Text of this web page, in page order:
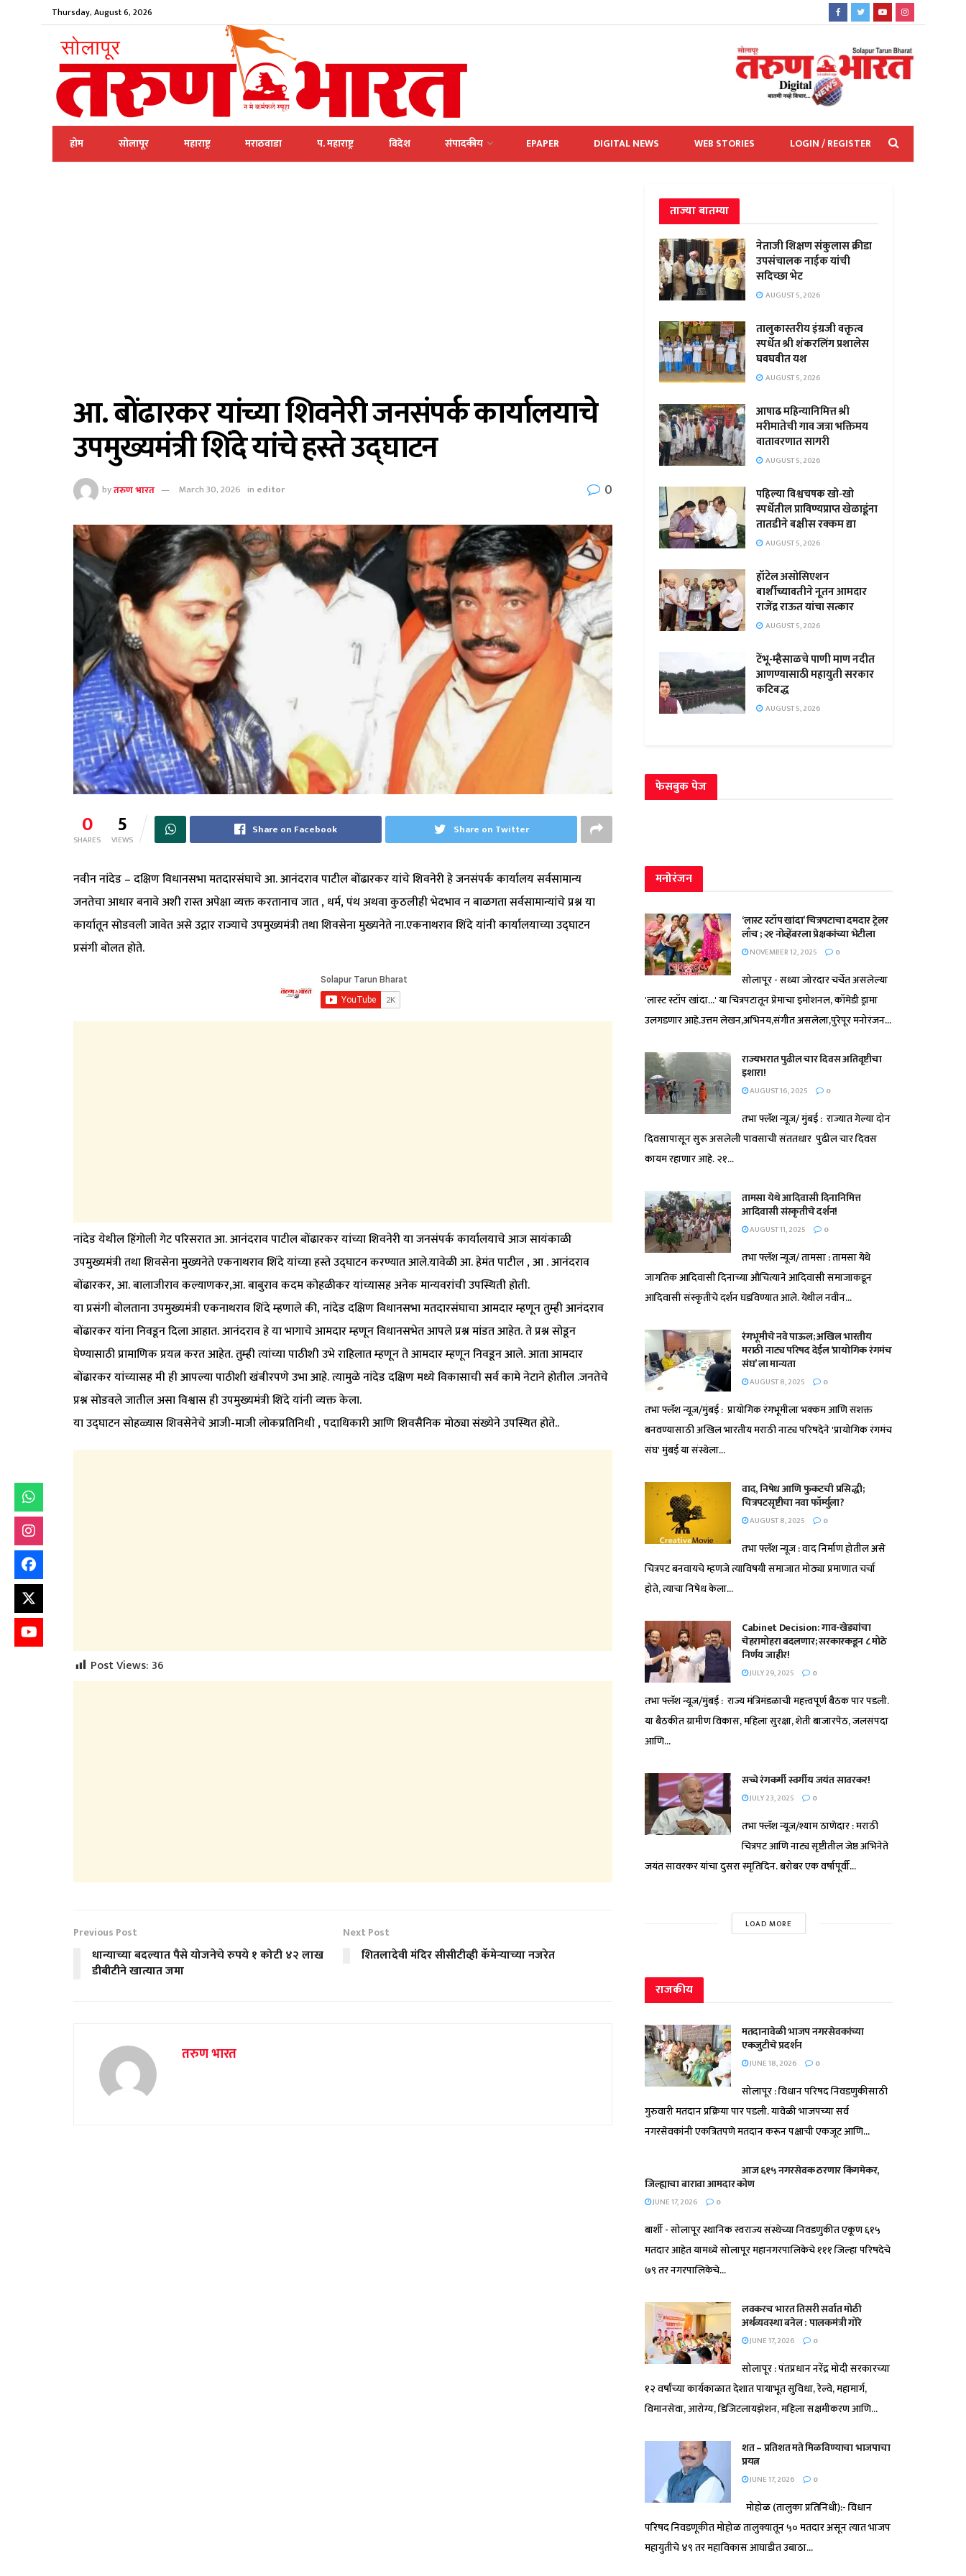
Thursday, August 6, 2026
होम सोलापूर महाराष्ट्र मराठवाडा प. महाराष्ट्र विदेश संपादकीय EPAPER DIGITAL NEWS WEB STORIES LOGIN / REGISTER
आ. बोंढारकर यांच्या शिवनेरी जनसंपर्क कार्यालयाचे
उपमुख्यमंत्री शिंदे यांचे हस्ते उद्घाटन
byतरुण भारत March 30, 2026 in editor 0
0
SHARES 5
VIEWS
Share on Facebook Share on Twitter
नवीन नांदेड – दक्षिण विधानसभा मतदारसंघाचे आ. आनंदराव पाटील बोंढारकर यांचे शिवनेरी हे जनसंपर्क कार्यालय सर्वसामान्य
जनतेचा आधार बनावे अशी रास्त अपेक्षा व्यक्त करतानाच जात , धर्म, पंथ अथवा कुठलीही भेदभाव न बाळगता सर्वसामान्यांचे प्रश्न या
कार्यातून सोडवली जावेत असे उद्गार राज्याचे उपमुख्यमंत्री तथा शिवसेना मुख्यनेते ना.एकनाथराव शिंदे यांनी कार्यालयाच्या उद्घाटन
प्रसंगी बोलत होते.
नांदेड येथील हिंगोली गेट परिसरात आ. आनंदराव पाटील बोंढारकर यांच्या शिवनेरी या जनसंपर्क कार्यालयाचे आज सायंकाळी
उपमुख्यमंत्री तथा शिवसेना मुख्यनेते एकनाथराव शिंदे यांच्या हस्ते उद्घाटन करण्यात आले.यावेळी आ. हेमंत पाटील , आ . आनंदराव
बोंढारकर, आ. बालाजीराव कल्याणकर,आ. बाबुराव कदम कोहळीकर यांच्यासह अनेक मान्यवरांची उपस्थिती होती.
या प्रसंगी बोलताना उपमुख्यमंत्री एकनाथराव शिंदे म्हणाले की, नांदेड दक्षिण विधानसभा मतदारसंघाचा आमदार म्हणून तुम्ही आनंदराव
बोंढारकर यांना निवडून दिला आहात. आनंदराव हे या भागाचे आमदार म्हणून विधानसभेत आपले प्रश्न मांडत आहेत. ते प्रश्न सोडून
घेण्यासाठी प्रामाणिक प्रयत्न करत आहेत. तुम्ही त्यांच्या पाठीशी उभे राहिलात म्हणून ते आमदार म्हणून निवडून आले. आता आमदार
बोंढारकर यांच्यासह मी ही आपल्या पाठीशी खंबीरपणे उभा आहे. त्यामुळे नांदेड दक्षिण मध्ये विकासाची सर्व कामे नेटाने होतील .जनतेचे
प्रश्न सोडवले जातील असा विश्वास ही उपमुख्यमंत्री शिंदे यांनी व्यक्त केला.
या उद्घाटन सोहळ्यास शिवसेनेचे आजी-माजी लोकप्रतिनिधी , पदाधिकारी आणि शिवसैनिक मोठ्या संख्येने उपस्थित होते..
Post Views:36
Previous Post
धान्याच्या बदल्यात पैसे योजनेचे रुपये १ कोटी ४२ लाख
डीबीटीने खात्यात जमा
Next Post
शितलादेवी मंदिर सीसीटीव्ही कॅमेऱ्याच्या नजरेत
तरुण भारत
ताज्या बातम्या
नेताजी शिक्षण संकुलास क्रीडा
उपसंचालक नाईक यांची
सदिच्छा भेट
AUGUST 5, 2026
तालुकास्तरीय इंग्रजी वक्तृत्व
स्पर्धेत श्री शंकरलिंग प्रशालेस
घवघवीत यश
AUGUST 5, 2026
आषाढ महिन्यानिमित्त श्री
मरीमातेची गाव जत्रा भक्तिमय
वातावरणात सागरी
AUGUST 5, 2026
पहिल्या विश्वचषक खो-खो
स्पर्धेतील प्राविण्यप्राप्त खेळाडूंना
तातडीने बक्षीस रक्कम द्या
AUGUST 5, 2026
हॉटेल असोसिएशन
बार्शीच्यावतीने नूतन आमदार
राजेंद्र राऊत यांचा सत्कार
AUGUST 5, 2026
टेंभू-म्हैसाळचे पाणी माण नदीत
आणण्यासाठी महायुती सरकार
कटिबद्ध
AUGUST 5, 2026
फेसबुक पेज
मनोरंजन
‘लास्ट स्टॉप खांदा’ चित्रपटाचा दमदार ट्रेलर
लाँच ; २१ नोव्हेंबरला प्रेक्षकांच्या भेटीला
NOVEMBER 12, 2025 0
सोलापूर - सध्या जोरदार चर्चेत असलेल्या
'लास्ट स्टॉप खांदा...' या चित्रपटातून प्रेमाचा इमोशनल, कॉमेडी ड्रामा
उलगडणार आहे.उत्तम लेखन,अभिनय,संगीत असलेला,पुरेपूर मनोरंजन...
राज्यभरात पुढील चार दिवस अतिवृष्टीचा
इशारा!
AUGUST 16, 2025 0
तभा फ्लॅश न्यूज/ मुंबई : राज्यात गेल्या दोन
दिवसापासून सुरू असलेली पावसाची संततधार पुढील चार दिवस
कायम रहाणार आहे. २१...
तामसा येथे आदिवासी दिनानिमित्त
आदिवासी संस्कृतीचे दर्शन!
AUGUST 11, 2025 0
तभा फ्लॅश न्यूज/ तामसा : तामसा येथे
जागतिक आदिवासी दिनाच्या औचित्याने आदिवासी समाजाकडून
आदिवासी संस्कृतीचे दर्शन घडविण्यात आले. येथील नवीन...
रंगभूमीचे नवे पाऊल; अखिल भारतीय
मराठी नाट्य परिषद देईल ‘प्रायोगिक रंगमंच
संघ’ ला मान्यता
AUGUST 8, 2025 0
तभा फ्लॅश न्यूज/मुंबई : प्रायोगिक रंगभूमीला भक्कम आणि सशक्त
बनवण्यासाठी अखिल भारतीय मराठी नाट्य परिषदेने 'प्रायोगिक रंगमंच
संघ' मुंबई या संस्थेला...
वाद, निषेध आणि फुकटची प्रसिद्धी;
चित्रपटसृष्टीचा नवा फॉर्म्युला?
AUGUST 8, 2025 0
तभा फ्लॅश न्यूज : वाद निर्माण होतील असे
चित्रपट बनवायचे म्हणजे त्याविषयी समाजात मोठ्या प्रमाणात चर्चा
होते, त्याचा निषेध केला...
Cabinet Decision: गाव-खेड्यांचा
चेहरामोहरा बदलणार; सरकारकडून ८ मोठे
निर्णय जाहीर!
JULY 29, 2025 0
तभा फ्लॅश न्यूज/मुंबई : राज्य मंत्रिमंडळाची महत्त्वपूर्ण बैठक पार पडली.
या बैठकीत ग्रामीण विकास, महिला सुरक्षा, शेती बाजारपेठ, जलसंपदा
आणि...
सच्चे रंगकर्मी स्वर्गीय जयंत सावरकर!
JULY 23, 2025 0
तभा फ्लॅश न्यूज/श्याम ठाणेदार : मराठी
चित्रपट आणि नाट्य सृष्टीतील जेष्ठ अभिनेते
जयंत सावरकर यांचा दुसरा स्मृतिदिन. बरोबर एक वर्षापूर्वी...
LOAD MORE
राजकीय
मतदानावेळी भाजप नगरसेवकांच्या
एकजुटीचे प्रदर्शन
JUNE 18, 2026 0
सोलापूर : विधान परिषद निवडणुकीसाठी
गुरुवारी मतदान प्रक्रिया पार पडली. यावेळी भाजपच्या सर्व
नगरसेवकांनी एकत्रितपणे मतदान करून पक्षाची एकजूट आणि...
आज ६१५ नगरसेवक ठरणार किंगमेकर,
जिल्ह्याचा बारावा आमदार कोण
JUNE 17, 2026 0
बार्शी - सोलापूर स्थानिक स्वराज्य संस्थेच्या निवडणुकीत एकूण ६१५
मतदार आहेत यामध्ये सोलापूर महानगरपालिकेचे १११ जिल्हा परिषदेचे
७९ तर नगरपालिकेचे...
लवकरच भारत तिसरी सर्वात मोठी
अर्थव्यवस्था बनेल : पालकमंत्री गोरे
JUNE 17, 2026 0
सोलापूर : पंतप्रधान नरेंद्र मोदी सरकारच्या
१२ वर्षांच्या कार्यकाळात देशात पायाभूत सुविधा, रेल्वे, महामार्ग,
विमानसेवा, आरोग्य, डिजिटलायझेशन, महिला सक्षमीकरण आणि...
शत – प्रतिशत मते मिळविण्याचा भाजपाचा
प्रयत्न
JUNE 17, 2026 0
मोहोळ (तालुका प्रतिनिधी):- विधान
परिषद निवडणूकीत मोहोळ तालुक्यातून ५० मतदार असून त्यात भाजप
महायुतीचे ४९ तर महाविकास आघाडीत उबाठा...